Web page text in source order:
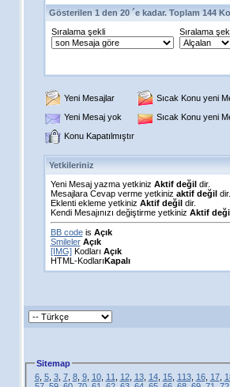
Gösterilen 1 den 20 ´e kadar. Toplam 144
Sıralama şekli
Sıralama
Yeni Mesajlar
Sıcak Konu yeni
Yeni Mesaj yok
Sıcak Konu yeni
Konu Kapatılmıştır
Yetkileriniz
Yeni Mesaj yazma yetkiniz Aktif değildir.
Mesajlara Cevap verme yetkiniz aktif değildir.
Eklenti ekleme yetkiniz Aktif değildir.
Kendi Mesajınızı değiştirme yetkiniz Aktif
BB codeis Açık
Smileler Açık
[IMG]Kodları Açık
HTML-KodlarıKapalı
Sitemap
6, 5, 3, 7, 8, 9, 10, 11 12, 13, 14, 15, 113, 16, 17,